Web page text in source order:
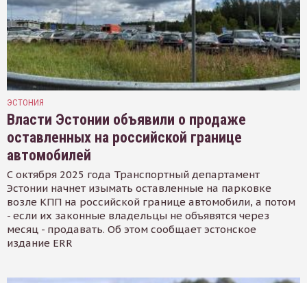
ЭСТОНИЯ
Власти Эстонии объявили о продаже
оставленных на российской границе
автомобилей
С октября 2025 года Транспортный департамент
Эстонии начнет изымать оставленные на парковке
возле КПП на российской границе автомобили, а потом
- если их законные владельцы не объявятся через
месяц - продавать. Об этом сообщает эстонское
издание ERR